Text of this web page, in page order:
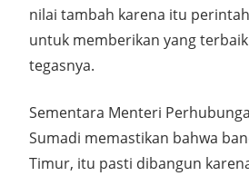
nilai tambah karena itu
untuk memberikan yang
tegasnya.
Sementara Menteri
Sumadi memastikan bahwa
Timur, itu pasti dibangun